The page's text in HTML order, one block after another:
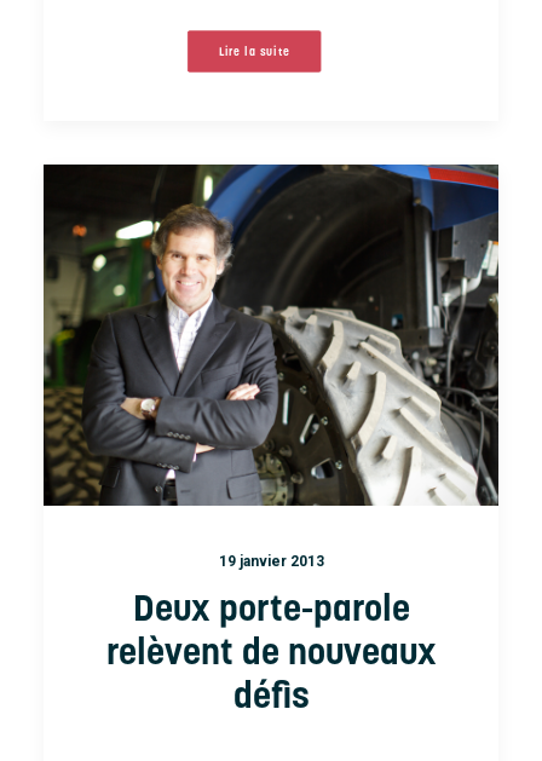
Lire la suite
19 janvier 2013
Deux porte-parole
relèvent de nouveaux
défis